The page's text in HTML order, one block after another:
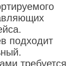
подходит
требуется